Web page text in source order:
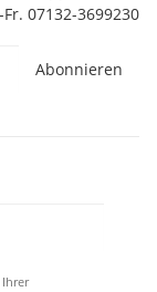
Fr. 07132-3699230
Abonnieren